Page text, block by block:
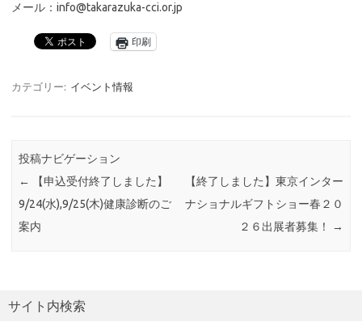
メール：info@takarazuka-cci.or.jp
印刷
カテゴリー: イベント情報
投稿ナビゲーション
←
【申込受付終了しました】
9/24(水),9/25(木)健康診断のご
案内
【終了しました】東京インター
ナショナルギフトショー春２０
２６出展者募集！
→
サイト内検索